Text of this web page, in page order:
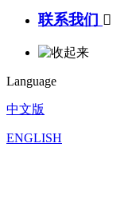
联系我们 
Language
中文版
ENGLISH